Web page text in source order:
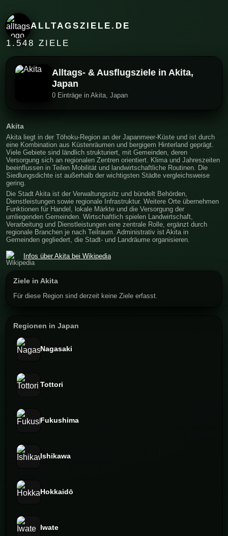
ALLTAGSZIELE.DE
1.548 ZIELE
Alltags- & Ausflugsziele in Akita,
Japan
0 Einträge in Akita, Japan
Akita
Akita liegt in der Tōhoku-Region an der Japanmeer-Küste und ist durch
eine Kombination aus Küstenräumen und bergigem Hinterland geprägt.
Viele Gebiete sind ländlich strukturiert, mit Gemeinden, deren
Versorgung sich an regionalen Zentren orientiert. Klima und Jahreszeiten
beeinflussen in Teilen Mobilität und landwirtschaftliche Routinen. Die
Siedlungsdichte ist außerhalb der wichtigsten Städte vergleichsweise
gering.
Die Stadt Akita ist der Verwaltungssitz und bündelt Behörden,
Dienstleistungen sowie regionale Infrastruktur. Weitere Orte übernehmen
Funktionen für Handel, lokale Märkte und die Versorgung der
umliegenden Gemeinden. Wirtschaftlich spielen Landwirtschaft,
Verarbeitung und Dienstleistungen eine zentrale Rolle, ergänzt durch
regionale Branchen je nach Teilraum. Administrativ ist Akita in
Gemeinden gegliedert, die Stadt- und Landräume organisieren.
Infos über Akita bei Wikipedia
Ziele in Akita
Für diese Region sind derzeit keine Ziele erfasst.
Regionen in Japan
Nagasaki
Tottori
Fukushima
Ishikawa
Hokkaidō
Iwate